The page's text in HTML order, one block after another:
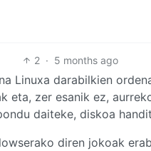
2 · 5 months ago
Linuxa darabilkien
eta, zer esanik ez,
daiteke, diskoa
diren jokoak